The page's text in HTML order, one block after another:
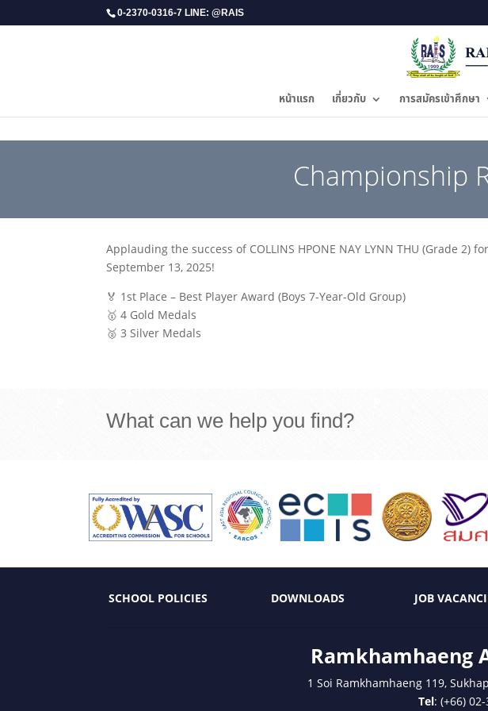
0-2370-0316-7 LINE: @RAIS
หน้าแรก เกี่ยวกับ การสมัครเข้าศึกษา
​Championship
Applauding the success of COLLINS HPONE NAY LYNN THU (Grade
September 13, 2025!
🏅 1st Place – Best Player Award (Boys 7-Year-Old Group)
🥇 4 Gold Medals
🥈 3 Silver Medals
What can we help you find?
SCHOOL POLICIES DOWNLOADS JOB
Ramkhamhaeng
1 Soi Ramkhamhaeng 119,
Tel: (+66)